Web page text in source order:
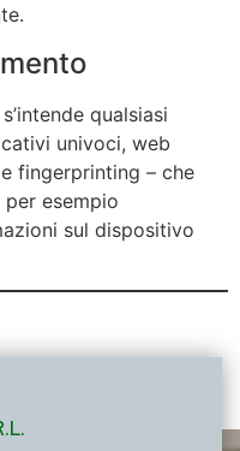
qualsiasi
univoci, web
fingerprinting – che
esempio
sul dispositivo
questa informativa
Sito Web.